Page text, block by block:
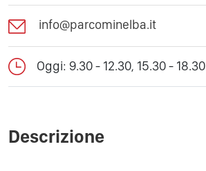
info@parcominelba.it
Oggi: 9.30 - 12.30, 15.30 - 18.30
Descrizione